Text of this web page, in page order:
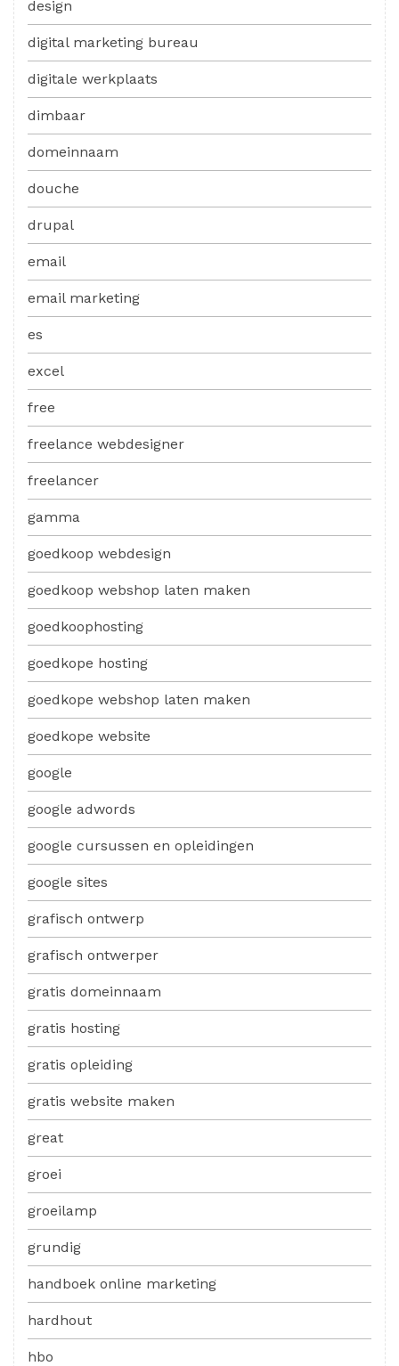
design
digital marketing bureau
digitale werkplaats
dimbaar
domeinnaam
douche
drupal
email
email marketing
es
excel
free
freelance webdesigner
freelancer
gamma
goedkoop webdesign
goedkoop webshop laten maken
goedkoophosting
goedkope hosting
goedkope webshop laten maken
goedkope website
google
google adwords
google cursussen en opleidingen
google sites
grafisch ontwerp
grafisch ontwerper
gratis domeinnaam
gratis hosting
gratis opleiding
gratis website maken
great
groei
groeilamp
grundig
handboek online marketing
hardhout
hbo